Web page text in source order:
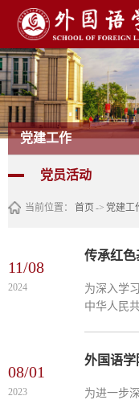
党建工作
党员活动
当前位置： 首页-> 党建工
11/08
2024
为深入学
中华人民
愿军：存
08/01
2023
为进一步